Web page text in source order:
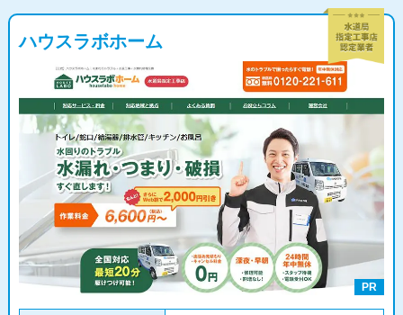
ハウスラボホーム
PR